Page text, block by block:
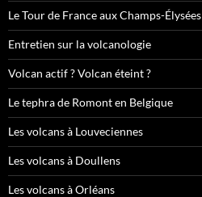
Le Tour de France aux Champs-Élysées
Entretien sur la volcanologie
Volcan actif ? Volcan éteint ?
Le tephra de Romont en Belgique
Les volcans à Louveciennes
Les volcans à Doullens
Les volcans à Orléans